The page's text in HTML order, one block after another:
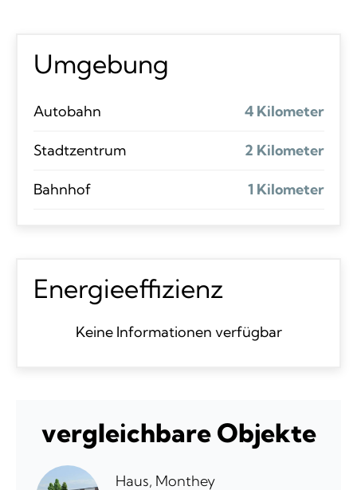
Umgebung
Autobahn 4 Kilometer
Stadtzentrum 2 Kilometer
Bahnhof 1 Kilometer
Energieeffizienz
Keine Informationen verfügbar
vergleichbare Objekte
Haus, Monthey